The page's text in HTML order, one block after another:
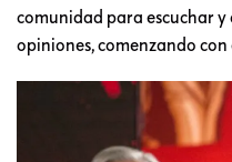
comunidad para escuchar y
opiniones, comenzando